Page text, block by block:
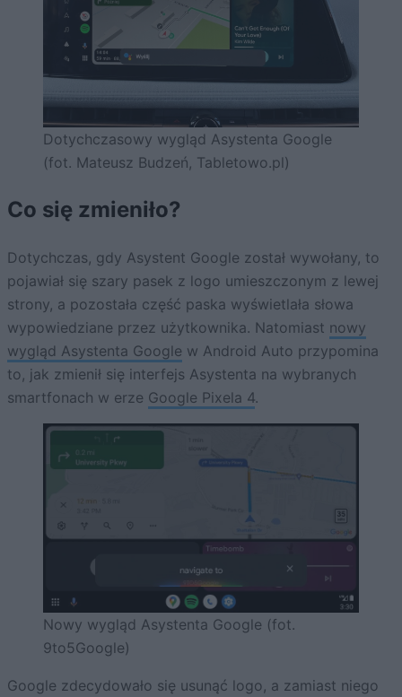
Dotychczasowy wygląd Asystenta Google
(fot. Mateusz Budzeń, Tabletowo.pl)
Co się zmieniło?
Dotychczas, gdy Asystent Google został wywołany, to
pojawiał się szary pasek z logo umieszczonym z lewej
strony, a pozostała część paska wyświetlała słowa
wypowiedziane przez użytkownika. Natomiast nowy
wygląd Asystenta Google w Android Auto przypomina
to, jak zmienił się interfejs Asystenta na wybranych
smartfonach w erze Google Pixela 4.
Nowy wygląd Asystenta Google (fot.
9to5Google)
Google zdecydowało się usunąć logo, a zamiast niego